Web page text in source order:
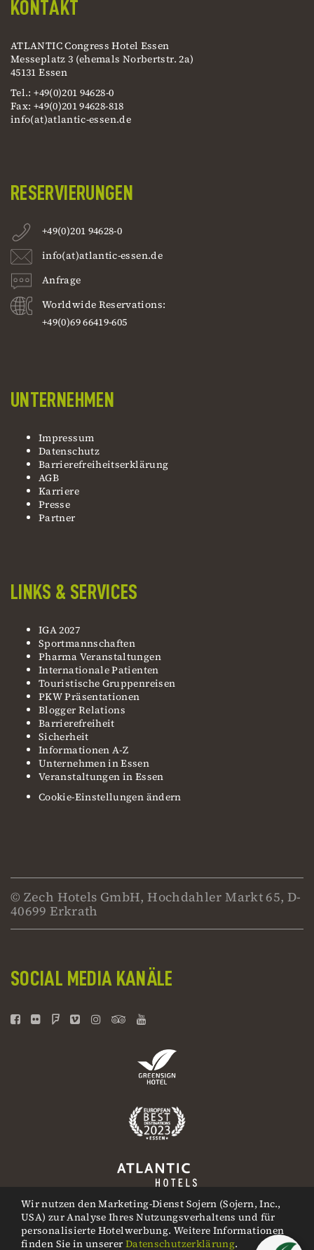
KONTAKT
ATLANTIC Congress Hotel Essen
Messeplatz 3 (ehemals Norbertstr. 2a)
45131 Essen
Tel.: +49(0)201 94628-0
Fax: +49(0)201 94628-818
info(at)atlantic-essen.de
RESERVIERUNGEN
+49(0)201 94628-0
info(at)atlantic-essen.de
Anfrage
Worldwide Reservations:
+49(0)69 66419-605
UNTERNEHMEN
Impressum
Datenschutz
Barrierefreiheitserklärung
AGB
Karriere
Presse
Partner
LINKS & SERVICES
IGA 2027
Sportmannschaften
Pharma Veranstaltungen
Internationale Patienten
Touristische Gruppenreisen
PKW Präsentationen
Blogger Relations
Barrierefreiheit
Sicherheit
Informationen A-Z
Unternehmen in Essen
Veranstaltungen in Essen
Cookie-Einstellungen ändern
Wir nutzen den Marketing-Dienst Sojern (Sojern, Inc.,
USA) zur Analyse Ihres Nutzungsverhaltens und für
personalisierte Hotelwerbung. Weitere Informationen
finden Sie in unserer Datenschutzerklärung.
© Zech Hotels GmbH, Hochdahler Markt 65, D-
40699 Erkrath
SOCIAL MEDIA KANÄLE